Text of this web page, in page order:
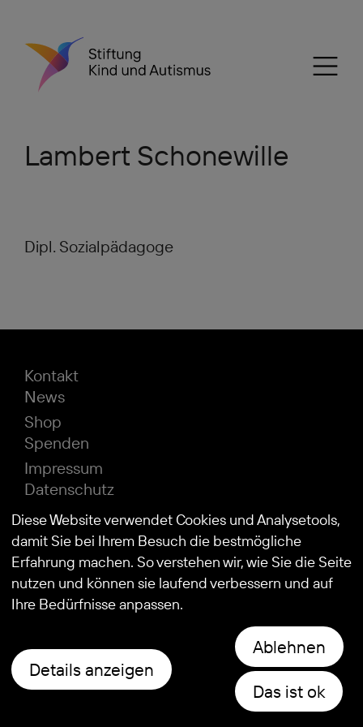
Lambert Schonewille
Dipl. Sozialpädagoge
© 2026Stiftung Kind und Autismus
Kontakt
News
Shop
Spenden
Impressum
Datenschutz
Diese Website verwendet Cookies und Analysetools,
damit Sie bei Ihrem Besuch die bestmögliche
Erfahrung machen. So verstehen wir, wie Sie die Seite
nutzen und können sie laufend verbessern und auf
Ihre Bedürfnisse anpassen.
Details anzeigen
Ablehnen
Das ist ok